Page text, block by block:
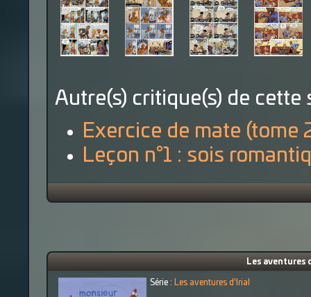
Autre(s) critique(s) de cette
Exercice de mate (tome
Leçon n°1 : sois
Les aventures
Série : Les aventures d'Irial